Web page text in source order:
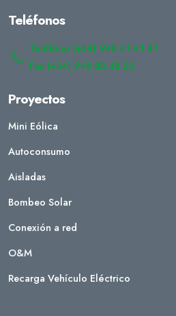
Teléfonos
Teléfono (+34) 948 41 41 41
Fax (+34) 948 82 48 22
Proyectos
Mini Eólica
Autoconsumo
Aisladas
Bombeo Solar
Conexión a red
O&M
Recarga Vehículo Eléctrico